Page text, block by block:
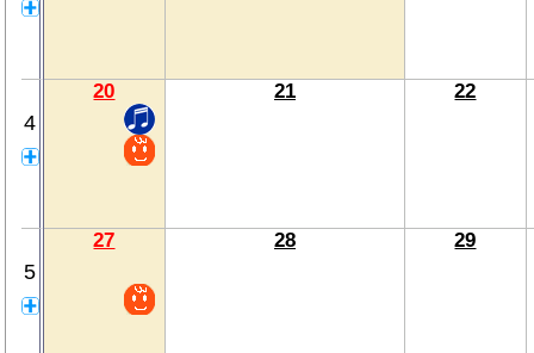
4
20 21 22
5
27 28 29